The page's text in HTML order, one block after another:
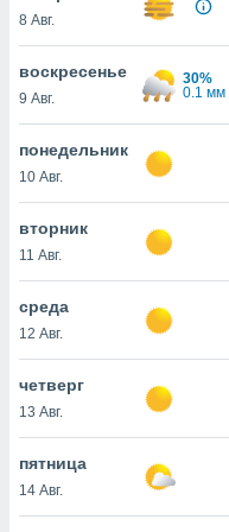
действия
рекламу
нашей
cookie
cookie
в
нашего
8 Авг.
воскресенье
9 Авг.
30%
0.1 мм
понедельник
10 Авг.
вторник
11 Авг.
среда
12 Авг.
четверг
13 Авг.
пятница
14 Авг.